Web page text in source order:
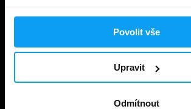
Povolit vše
Upravit
Odmítnout
Odstoupení od smlouvy
Nastavit cookies